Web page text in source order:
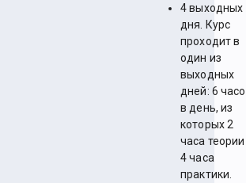
4 выходных
дня. Курс
проходит в
один из
выходных
дней: 6
в день, из
которых 2
часа
4 часа
практики.